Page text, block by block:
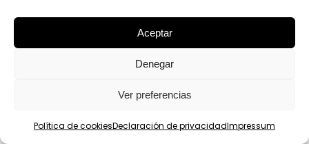
Aceptar
Denegar
Ver preferencias
Política de cookiesDeclaración de privacidadImpressum